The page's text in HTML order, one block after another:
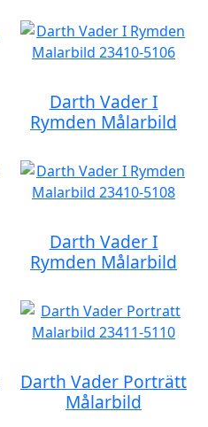
Darth Vader I
Rymden Målarbild
Darth Vader I
Rymden Målarbild
Darth Vader Porträtt
Målarbild